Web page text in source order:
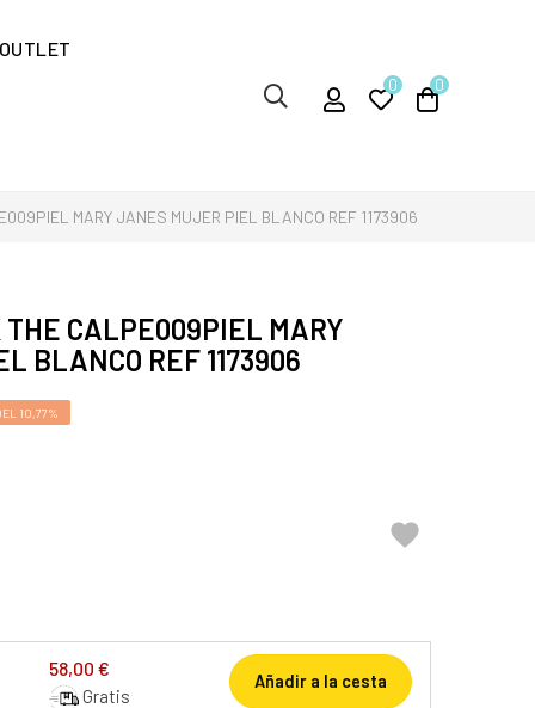
OUTLET
0 0
MARY JANES MUJER PIEL BLANCO REF 1173906
THE CALPE009PIEL MARY
BLANCO REF 1173906
10,77%

58,00 €
Gratis
Añadir a la cesta